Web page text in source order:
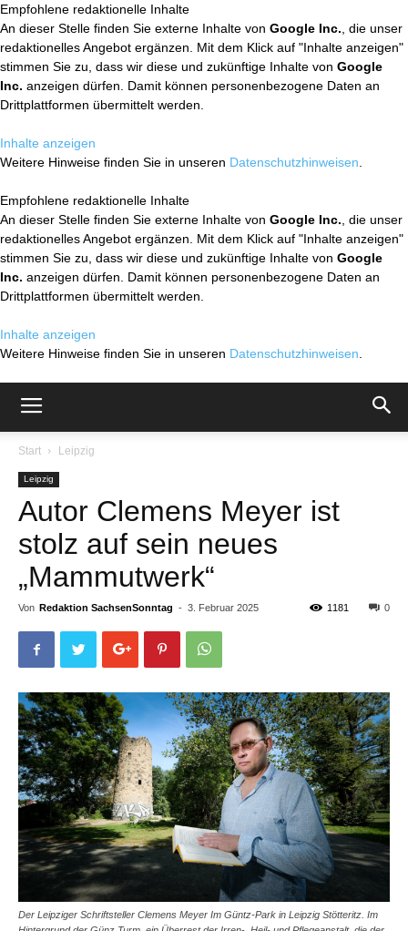
Empfohlene redaktionelle Inhalte
An dieser Stelle finden Sie externe Inhalte von Google Inc. , die unser
redaktionelles Angebot ergänzen. Mit dem Klick auf "Inhalte anzeigen"
stimmen Sie zu, dass wir diese und zukünftige Inhalte von Google
Inc. anzeigen dürfen. Damit können personenbezogene Daten an
Drittplattformen übermittelt werden.
Inhalte anzeigen
Weitere Hinweise finden Sie in unseren Datenschutzhinweisen
Empfohlene redaktionelle Inhalte
An dieser Stelle finden Sie externe Inhalte von Google Inc. , die unser
redaktionelles Angebot ergänzen. Mit dem Klick auf "Inhalte anzeigen"
stimmen Sie zu, dass wir diese und zukünftige Inhalte von Google
Inc. anzeigen dürfen. Damit können personenbezogene Daten an
Drittplattformen übermittelt werden.
Inhalte anzeigen
Weitere Hinweise finden Sie in unseren Datenschutzhinweisen
Start Leipzig
Leipzig
Autor Clemens Meyer ist
stolz auf sein neues
„Mammutwerk“
Von Redaktion SachsenSonntag - 3. Februar 2025 0
1181
Der Leipziger Schriftsteller Clemens Meyer Im Güntz-Park in Leipzig Stötteritz. Im